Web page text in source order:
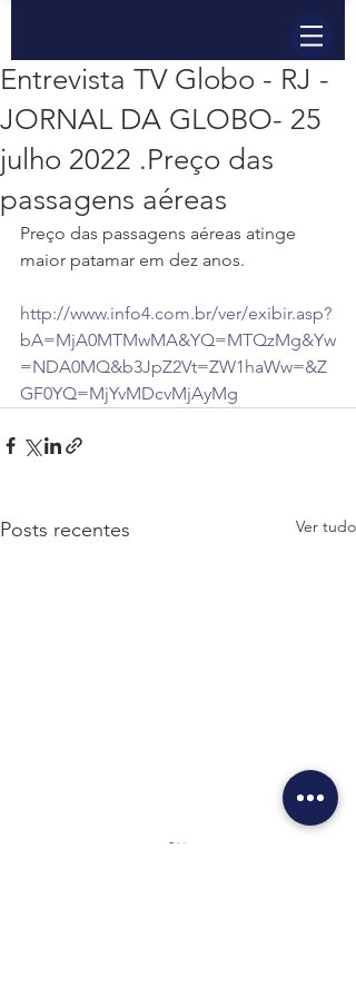
Entrevista TV Globo - RJ -
JORNAL DA GLOBO- 25
julho 2022 .Preço das
passagens aéreas
Preço das passagens aéreas atinge
maior patamar em dez anos.
http://www.info4.com.br/ver/exibir.asp?
bA=MjA0MTMwMA&YQ=MTQzMg&Yw
=NDA0MQ&b3JpZ2Vt=ZW1haWw=&Z
GF0YQ=MjYvMDcvMjAyMg
Posts recentes Ver tudo